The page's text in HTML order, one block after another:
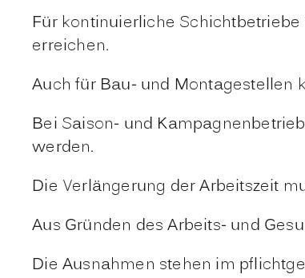
Für kontinuierliche
erreichen.
Auch für Bau- und Montagestellen
Bei Saison- und
werden.
Die Verlängerung der Arbeitszeit
Aus Gründen des Arbeits- und
Die Ausnahmen stehen im